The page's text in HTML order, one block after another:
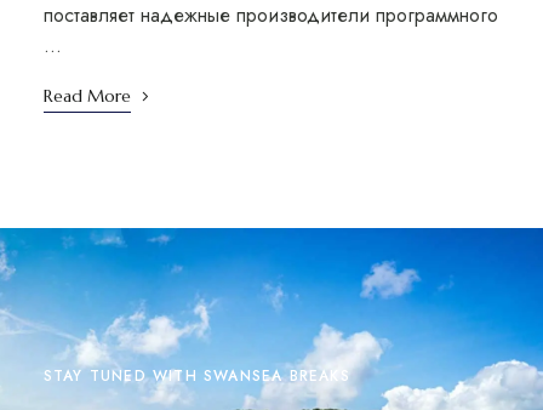
поставляет надежные производители программного
…
Read More
STAY TUNED WITH SWANSEA BREAKS